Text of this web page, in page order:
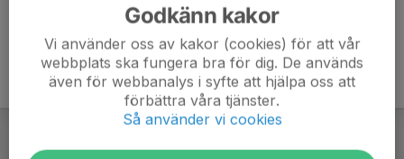
Godkänn kakor
Vi använder oss av kakor (cookies) för att vår
webbplats ska fungera bra för dig. De används
även för webbanalys i syfte att hjälpa oss att
förbättra våra tjänster.
Så använder vi cookies